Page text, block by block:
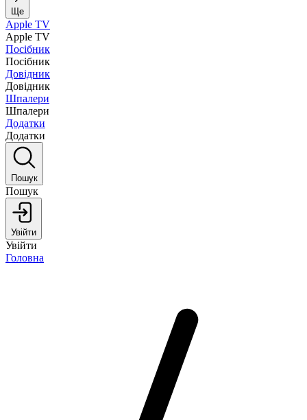
Ще
Apple TV
Apple TV
Посібник
Посібник
Довідник
Довідник
Шпалери
Шпалери
Додатки
Додатки
Пошук
Пошук
Увійти
Увійти
Головна